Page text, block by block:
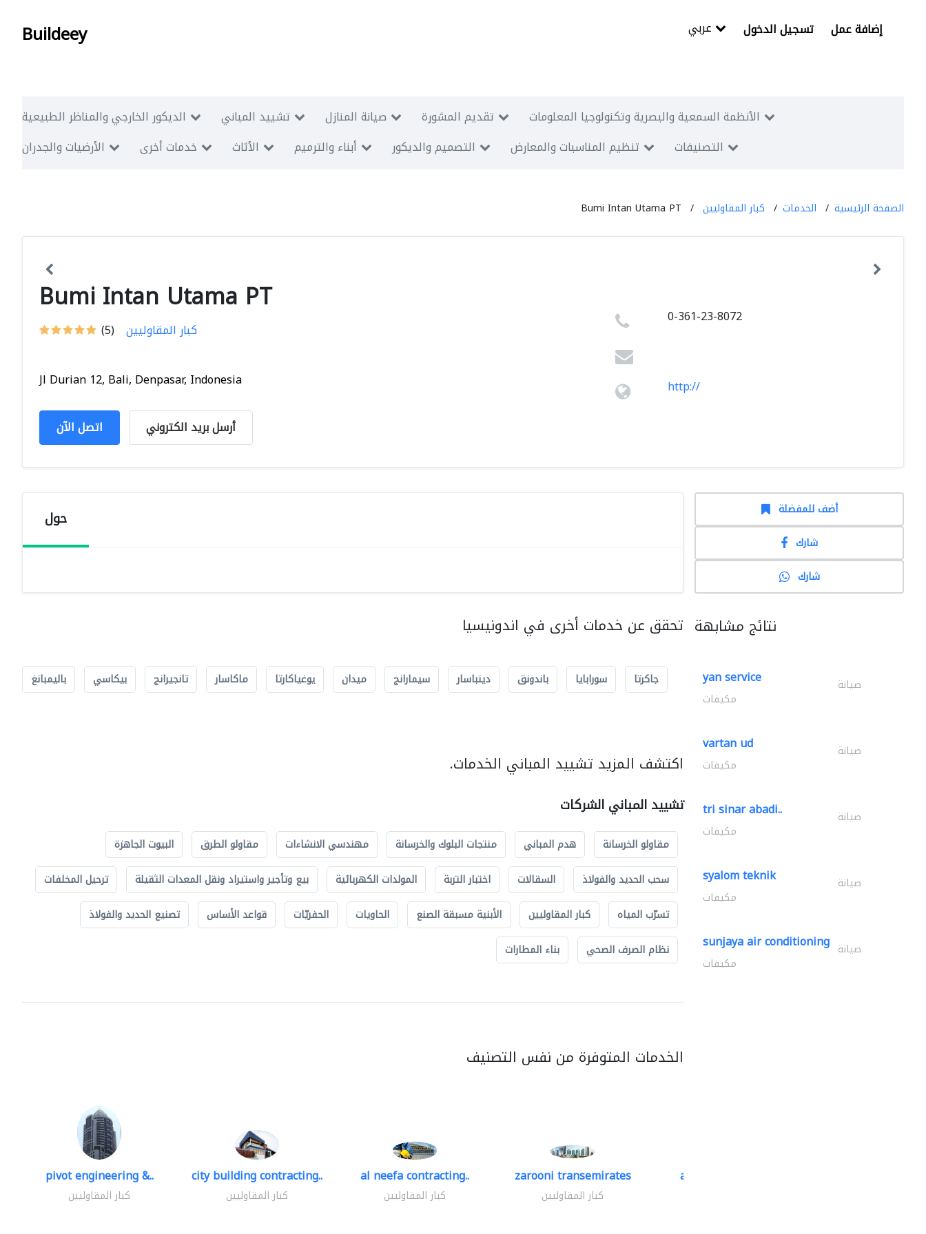
Buildeey تسجيل الدخول إضافة عمل
الديكور الخارجي والمناظر الطبيعية تشييد المباني صيانة المنازل تقديم المشورة
الأنظمة السمعية والبصرية وتكنولوجيا المعلومات
الأرضيات والجدران
خدمات أخرى الأثاث أبناء والترميم التصميم والديكور تنظيم المناسبات والمعارض التصنيفات
الصفحة الرئيسية الخدمات كبار المقاوليين Bumi Intan Utama PT
Bumi Intan Utama PT
(5) كبار المقاوليين
Jl Durian 12, Bali, Denpasar, Indonesia
اتصل الآن أرسل بريد الكتروني
0-361-23-8072
http://
حول
تحقق عن خدمات أخرى في اندونيسيا
جاكرتا سورابايا باندونق دينباسار سيمارانج ميدان يوغياكارتا ماكاسار تانجيرانج بيكاسي باليمبانغ
اكتشف المزيد تشييد المباني الخدمات.
تشييد المباني الشركات
مقاولو الخرسانة هدم المباني منتجات البلوك والخرسانة مهندسي الانشاءات مقاولو الطرق
البيوت الجاهزة
سحب الحديد والفولاذ
السقالات اختبار التربة المولدات الكهربائية بيع وتأجير واستيراد ونقل المعدات الثقيلة
ترحيل المخلفات
تسرّب المياه
كبار المقاوليين الأبنية مسبقة الصنع الحاويات الحفريّات قواعد الأساس
تصنيع الحديد والفولاذ
نظام الصرف الصحي
بناء المطارات
الخدمات المتوفرة من نفس التصنيف
pivot engineering &..
كبار المقاوليين
city building contracting..
كبار المقاوليين
al neefa contracting..
كبار المقاوليين
zarooni transemirates
كبار المقاوليين
accurate bldh cont..
أضف للمفضلة
شارك
شارك
نتائج مشابهة
yan service صيانة
مكيفات
vartan ud صيانة
مكيفات
tri sinar abadi.. صيانة
مكيفات
syalom teknik صيانة
مكيفات
sunjaya air conditioning صيانة
مكيفات